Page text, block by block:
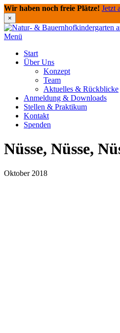
Wir haben noch freie Plätze! Jetzt
×
Direkt
zum
Menü
Start
Über Uns
Konzept
Team
Aktuelles & Rückblicke
Anmeldung & Downloads
Stellen & Praktikum
Kontakt
Spenden
Nüsse, Nüsse,
Oktober 2018